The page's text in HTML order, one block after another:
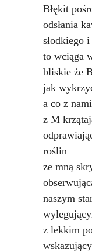
Błękit
odsłania
słodkiego
to wciąga
bliskie że
jak
a co z nami
z M
roślin
ze mną
naszym
z lekkim